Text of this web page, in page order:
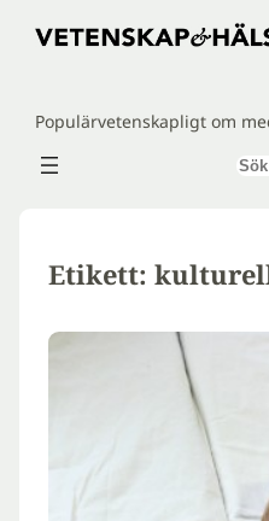
Hoppa
Populärvetenskapligt om
Sök
Etikett: